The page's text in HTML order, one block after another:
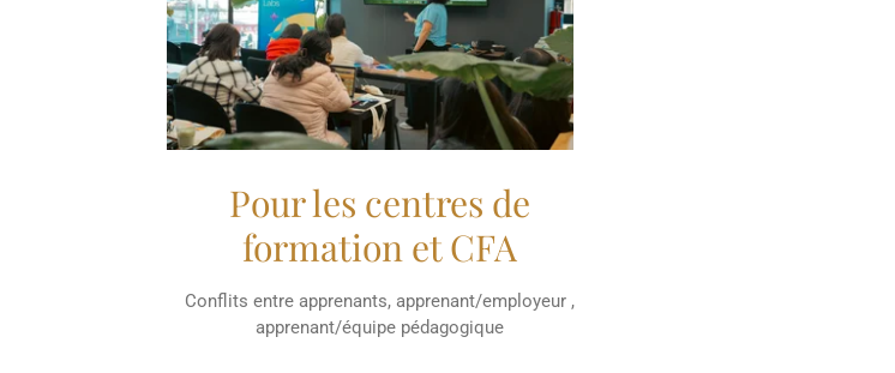
Pour les centres de
formation et CFA
Conflits entre apprenants, apprenant/employeur ,
apprenant/équipe pédagogique